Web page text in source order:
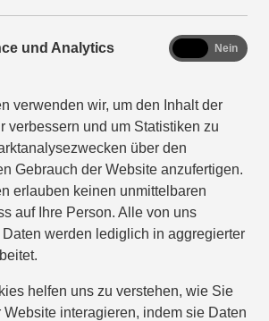
und Analytics
verwenden wir, um den Inhalt der
verbessern und um Statistiken zu
über den
Gebrauch der Website anzufertigen.
erlauben keinen unmittelbaren
auf Ihre Person. Alle von uns
werden lediglich in aggregierter
helfen uns zu verstehen, wie Sie
Website interagieren, indem sie Daten
analyticsNein
Bad Oeynhausen · HRB 8874
Geschäftsführer Jan Christoph
mit Erlaubnisbefreiung nach §
(produktazzesorisch),
Ostwestfalen zu Bielefeld, Elsa-
33602 Bielefeld,www.bielefeld.ihk.de
nach § 11 a Abs. 1 GewO:
und Handelskammertag (DIHK) e. V.